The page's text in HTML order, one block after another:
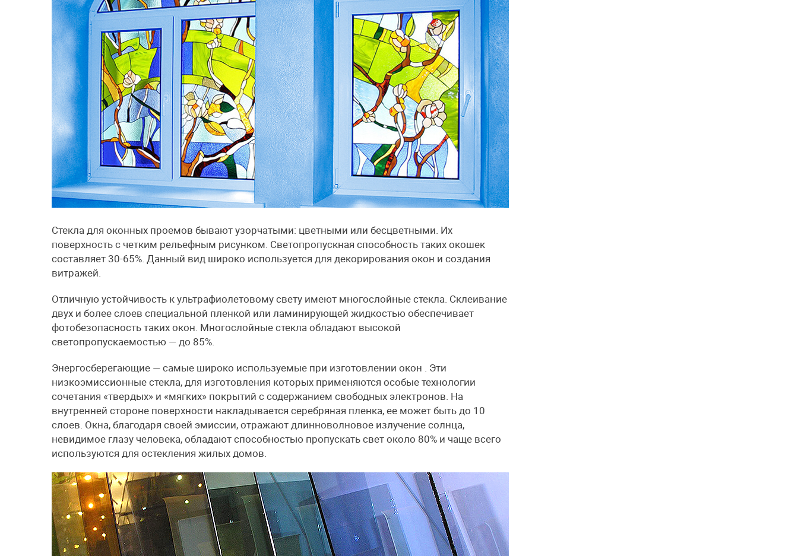
Стекла для оконных проемов бывают узорчатыми: цветными или бесцветными. Их
поверхность с четким рельефным рисунком. Светопропускная способность таких окошек
составляет 30-65%. Данный вид широко используется для декорирования окон и создания
витражей.
Отличную устойчивость к ультрафиолетовому свету имеют многослойные стекла. Склеивание
двух и более слоев специальной пленкой или ламинирующей жидкостью обеспечивает
фотобезопасность таких окон. Многослойные стекла обладают высокой
светопропускаемостью — до 85%.
Энергосберегающие — самые широко используемые при изготовлении окон . Эти
низкоэмиссионные стекла, для изготовления которых применяются особые технологии
сочетания «твердых» и «мягких» покрытий с содержанием свободных электронов. На
внутренней стороне поверхности накладывается серебряная пленка, ее может быть до 10
слоев. Окна, благодаря своей эмиссии, отражают длинноволновое излучение солнца,
невидимое глазу человека, обладают способностью пропускать свет около 80% и чаще всего
используются для остекления жилых домов.